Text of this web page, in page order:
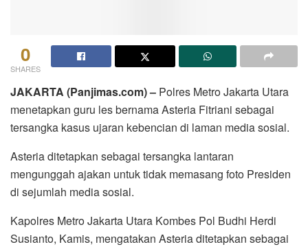
0
SHARES
JAKARTA (Panjimas.com) – Polres Metro Jakarta Utara
menetapkan guru les bernama Asteria Fitriani sebagai
tersangka kasus ujaran kebencian di laman media sosial.
Asteria ditetapkan sebagai tersangka lantaran
mengunggah ajakan untuk tidak memasang foto Presiden
di sejumlah media sosial.
Kapolres Metro Jakarta Utara Kombes Pol Budhi Herdi
Susianto, Kamis, mengatakan Asteria ditetapkan sebagai